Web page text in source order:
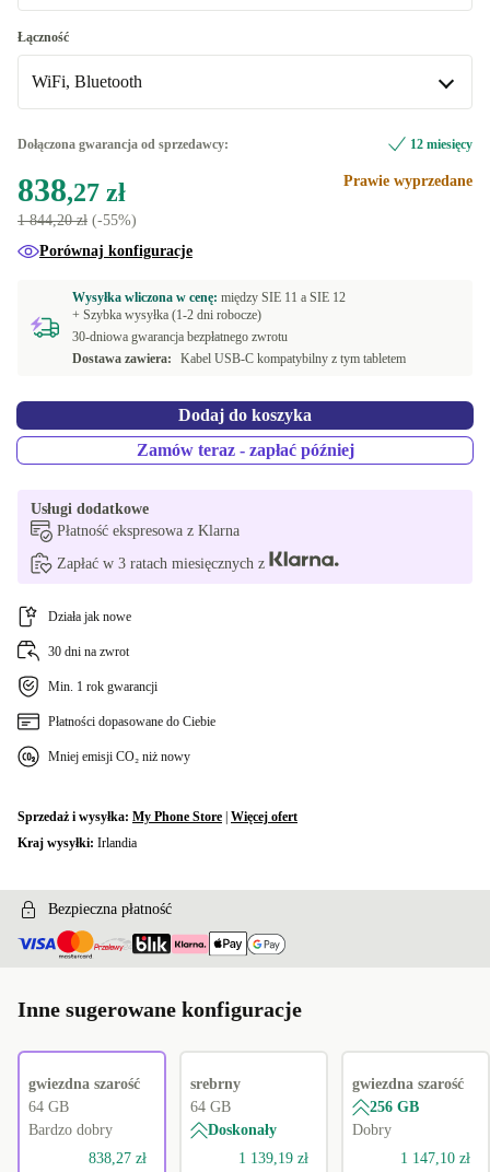
256 GB
490.0 g
Dostępne w innych wariantach
495.0 g
Łączność
WiFi, Bluetooth
WiFi, Bluetooth, Dane mobilne (4G)
Dołączona gwarancja od sprzedawcy: 12 miesięcy
838,27 zł
1 844,20 zł (-55%)
Prawie wyprzedane
Porównaj konfiguracje
Wysyłka wliczona w cenę: między SIE 11 a SIE 12
+ Szybka wysyłka (1-2 dni robocze)
30-dniowa gwarancja bezpłatnego zwrotu
Dostawa zawiera:
Kabel USB-C kompatybilny z tym tabletem
Dodaj do koszyka
Zamów teraz - zapłać później
Usługi dodatkowe
Płatność ekspresowa z Klarna
Zapłać w 3 ratach miesięcznych z
Działa jak nowe
30 dni na zwrot
Min. 1 rok gwarancji
Płatności dopasowane do Ciebie
Mniej emisji CO₂ niż nowy
Sprzedaż i wysyłka: My Phone Store Więcej ofert
Kraj wysyłki: Irlandia
Bezpieczna płatność
Inne sugerowane konfiguracje
gwiezdna szarość
64 GB
Bardzo dobry
838,27 zł
srebrny
64 GB
Doskonały
1 139,19 zł
gwiezdna szarość
256 GB
Dobry
1 147,10 zł